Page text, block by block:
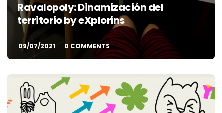
Ravalopoly: Dinamización del
territorio by eXplorins
09/07/2021 0 COMMENTS